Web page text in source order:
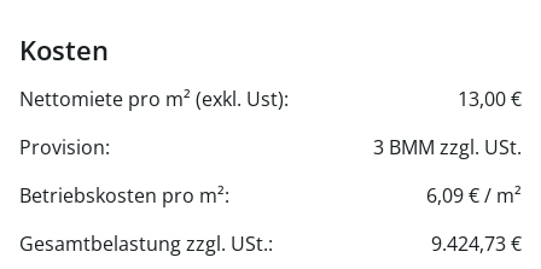
Kosten
Nettomiete pro m² (exkl. Ust):
13,00 €
Provision:
3 BMM zzgl. USt.
Betriebskosten pro m²:
6,09 € / m²
Gesamtbelastung zzgl. USt.:
9.424,73 €